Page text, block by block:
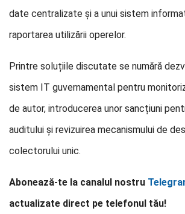
date centralizate și a unui sistem
raportarea utilizării operelor.
Printre soluțiile discutate se numără
sistem IT guvernamental pentru
de autor, introducerea unor sancțiuni
auditului și revizuirea mecanismului de
colectorului unic.
Abonează-te la canalul nostru
actualizate direct pe telefonul tău!